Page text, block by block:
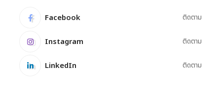
Facebook ติดตาม
Instagram ติดตาม
LinkedIn ติดตาม